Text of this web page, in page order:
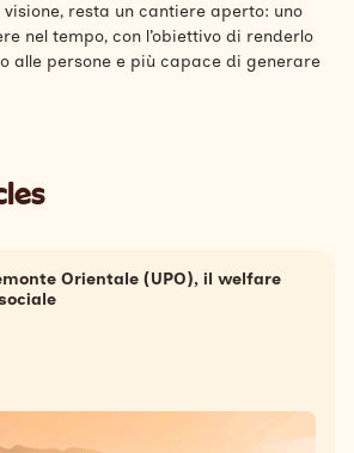
resta un cantiere aperto: uno
nel tempo, con l’obiettivo di renderlo
alle persone e più capace di generare
Orientale (UPO), il welfare